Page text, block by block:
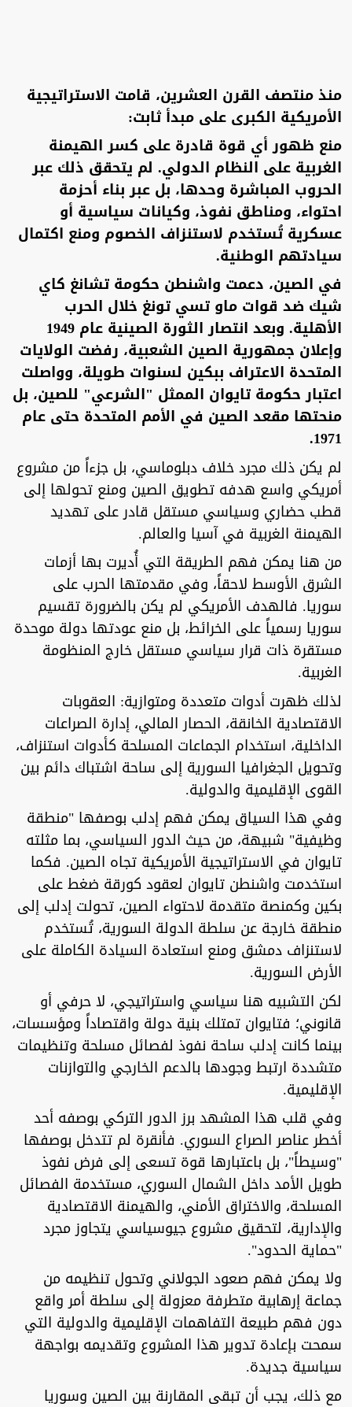
منذ منتصف القرن العشرين، قامت الاستراتيجية
الأمريكية الكبرى على مبدأ ثابت:
منع ظهور أي قوة قادرة على كسر الهيمنة
الغربية على النظام الدولي. لم يتحقق ذلك عبر
الحروب المباشرة وحدها، بل عبر بناء أحزمة
احتواء، ومناطق نفوذ، وكيانات سياسية أو
عسكرية تُستخدم لاستنزاف الخصوم ومنع اكتمال
سيادتهم الوطنية.
في الصين، دعمت واشنطن حكومة تشانغ كاي
شيك ضد قوات ماو تسي تونغ خلال الحرب
الأهلية. وبعد انتصار الثورة الصينية عام 1949
وإعلان جمهورية الصين الشعبية، رفضت الولايات
المتحدة الاعتراف ببكين لسنوات طويلة، وواصلت
اعتبار حكومة تايوان الممثل "الشرعي" للصين، بل
منحتها مقعد الصين في الأمم المتحدة حتى عام
1971.
لم يكن ذلك مجرد خلاف دبلوماسي، بل جزءاً من مشروع
أمريكي واسع هدفه تطويق الصين ومنع تحولها إلى
قطب حضاري وسياسي مستقل قادر على تهديد
الهيمنة الغربية في آسيا والعالم.
من هنا يمكن فهم الطريقة التي أُديرت بها أزمات
الشرق الأوسط لاحقاً، وفي مقدمتها الحرب على
سوريا. فالهدف الأمريكي لم يكن بالضرورة تقسيم
سوريا رسمياً على الخرائط، بل منع عودتها دولة موحدة
مستقرة ذات قرار سياسي مستقل خارج المنظومة
الغربية.
لذلك ظهرت أدوات متعددة ومتوازية: العقوبات
الاقتصادية الخانقة، الحصار المالي، إدارة الصراعات
الداخلية، استخدام الجماعات المسلحة كأدوات استنزاف،
وتحويل الجغرافيا السورية إلى ساحة اشتباك دائم بين
القوى الإقليمية والدولية.
وفي هذا السياق يمكن فهم إدلب بوصفها "منطقة
وظيفية" شبيهة، من حيث الدور السياسي، بما مثلته
تايوان في الاستراتيجية الأمريكية تجاه الصين. فكما
استخدمت واشنطن تايوان لعقود كورقة ضغط على
بكين وكمنصة متقدمة لاحتواء الصين، تحولت إدلب إلى
منطقة خارجة عن سلطة الدولة السورية، تُستخدم
لاستنزاف دمشق ومنع استعادة السيادة الكاملة على
الأرض السورية.
لكن التشبيه هنا سياسي واستراتيجي، لا حرفي أو
قانوني؛ فتايوان تمتلك بنية دولة واقتصاداً ومؤسسات،
بينما كانت إدلب ساحة نفوذ لفصائل مسلحة وتنظيمات
متشددة ارتبط وجودها بالدعم الخارجي والتوازنات
الإقليمية.
وفي قلب هذا المشهد برز الدور التركي بوصفه أحد
أخطر عناصر الصراع السوري. فأنقرة لم تتدخل بوصفها
"وسيطاً"، بل باعتبارها قوة تسعى إلى فرض نفوذ
طويل الأمد داخل الشمال السوري، مستخدمة الفصائل
المسلحة، والاختراق الأمني، والهيمنة الاقتصادية
والإدارية، لتحقيق مشروع جيوسياسي يتجاوز مجرد
"حماية الحدود".
ولا يمكن فهم صعود الجولاني وتحول تنظيمه من
جماعة إرهابية متطرفة معزولة إلى سلطة أمر واقع
دون فهم طبيعة التفاهمات الإقليمية والدولية التي
سمحت بإعادة تدوير هذا المشروع وتقديمه بواجهة
سياسية جديدة.
مع ذلك، يجب أن تبقى المقارنة بين الصين وسوريا